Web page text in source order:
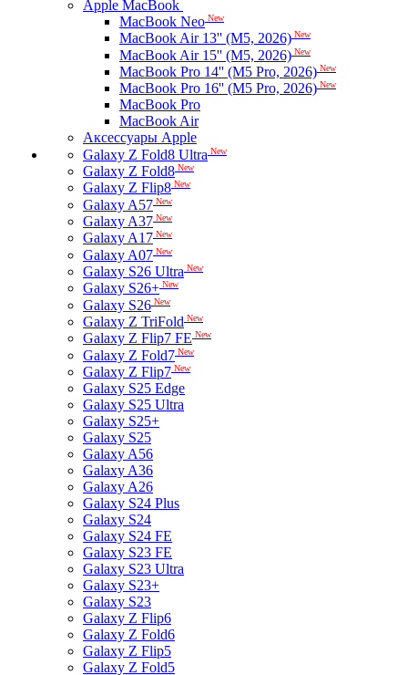
Apple MacBook
MacBook Neo New
MacBook Air 13'' (M5, 2026) New
MacBook Air 15'' (M5, 2026) New
MacBook Pro 14'' (M5 Pro, 2026) New
MacBook Pro 16'' (M5 Pro, 2026) New
MacBook Pro
MacBook Air
Аксессуары Apple
Galaxy Z Fold8 Ultra New
Galaxy Z Fold8 New
Galaxy Z Flip8 New
Galaxy A57 New
Galaxy A37 New
Galaxy A17 New
Galaxy A07 New
Galaxy S26 Ultra New
Galaxy S26+ New
Galaxy S26 New
Galaxy Z TriFold New
Galaxy Z Flip7 FE New
Galaxy Z Fold7 New
Galaxy Z Flip7 New
Galaxy S25 Edge
Galaxy S25 Ultra
Galaxy S25+
Galaxy S25
Galaxy A56
Galaxy A36
Galaxy A26
Galaxy S24 Plus
Galaxy S24
Galaxy S24 FE
Galaxy S23 FE
Galaxy S23 Ultra
Galaxy S23+
Galaxy S23
Galaxy Z Flip6
Galaxy Z Fold6
Galaxy Z Flip5
Galaxy Z Fold5